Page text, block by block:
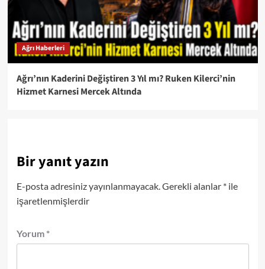
Ağrı Haberleri
Ağrı’nın Kaderini Değiştiren 3 Yıl mı? Ruken Kilerci’nin
Hizmet Karnesi Mercek Altında
Bir yanıt yazın
E-posta adresiniz yayınlanmayacak.Gerekli alanlar *ile
işaretlenmişlerdir
Yorum *